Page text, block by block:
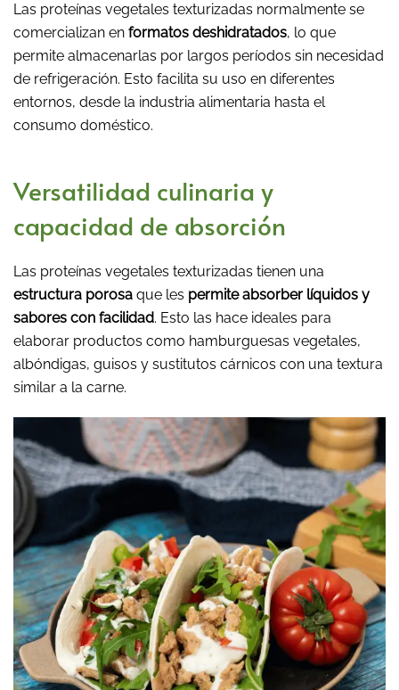
Las proteínas vegetales texturizadas normalmente se
comercializan en formatos deshidratados, lo que
permite almacenarlas por largos períodos sin necesidad
de refrigeración. Esto facilita su uso en diferentes
entornos, desde la industria alimentaria hasta el
consumo doméstico.
Versatilidad culinaria y
capacidad de absorción
Las proteínas vegetales texturizadas tienen una
estructura porosa que les permite absorber líquidos y
sabores con facilidad. Esto las hace ideales para
elaborar productos como hamburguesas vegetales,
albóndigas, guisos y sustitutos cárnicos con una textura
similar a la carne.